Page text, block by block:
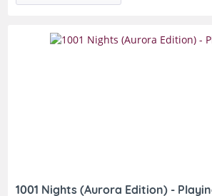
1001 Nights (Aurora Edition) -